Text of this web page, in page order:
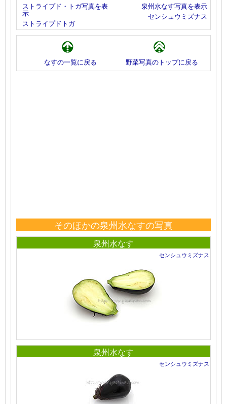
ストライプド・トガ写真を表
示
ストライプドトガ
泉州水なす写真を表示
センシュウミズナス
なすの一覧に戻る 野菜写真のトップに戻る
そのほかの泉州水なすの写真
泉州水なす
センシュウミズナス
泉州水なす
センシュウミズナス